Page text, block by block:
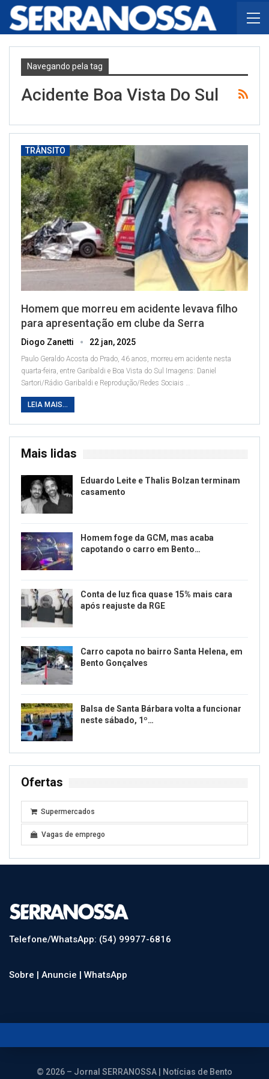
Navegando pela tag
Acidente Boa Vista Do Sul
TRÂNSITO
Homem que morreu em acidente levava filho
para apresentação em clube da Serra
Diogo Zanetti 22 jan, 2025
Paulo Geraldo Acosta do Prado, 46 anos, morreu em acidente nesta
quarta-feira, entre Garibaldi e Boa Vista do Sul
Imagens: Daniel
Sartori/Rádio Garibaldi e Reprodução/Redes Sociais …
LEIA MAIS...
Mais lidas
Eduardo Leite e Thalis Bolzan terminam
casamento
Homem foge da GCM, mas acaba
capotando o carro em Bento…
Conta de luz fica quase 15% mais cara
após reajuste da RGE
Carro capota no bairro Santa Helena, em
Bento Gonçalves
Balsa de Santa Bárbara volta a funcionar
neste sábado, 1º…
Ofertas
Supermercados
Vagas de emprego
Telefone/WhatsApp: (54) 99977-6816
Sobre | Anuncie | WhatsApp
© 2026 – Jornal SERRANOSSA | Notícias de Bento